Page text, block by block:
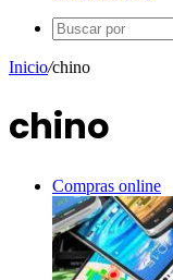
Inicio/chino
chino
Compras online